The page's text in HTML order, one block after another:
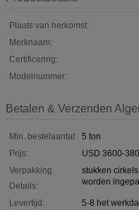
Plaats van herkomst:
Merknaam:
Certificering:
Modelnummer:
Betalen & Verzenden
Min. bestelaantal: 5 ton
Prijs:
USD 3600-
Verpakking
Details:
stukken
worden
Levertijd:
5-8 het